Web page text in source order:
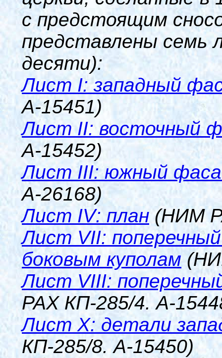
с предстоящим
представлены семь
десяти):
Лист I: западный
А-15451)
ЛистII: восточный
А-15452)
Лист III: южный
А-26168)
Лист IV: план (НИМ
Лист VII:
боковым куполам
Лист VIII:
РАХ КП-285/4. А-
Лист X: детали
КП-285/8. А-15450)